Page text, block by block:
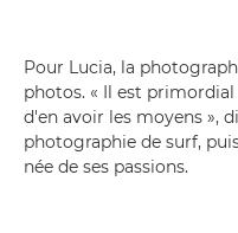
Pour Lucia, la
photos. « Il est
d'en avoir les moyens »,
photographie de surf,
née de ses passions.